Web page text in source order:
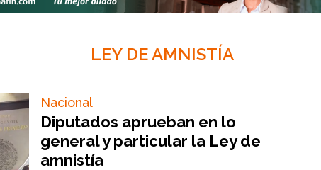
LEY DE AMNISTÍA
Nacional
Diputados aprueban en lo
general y particular la Ley de
amnistía